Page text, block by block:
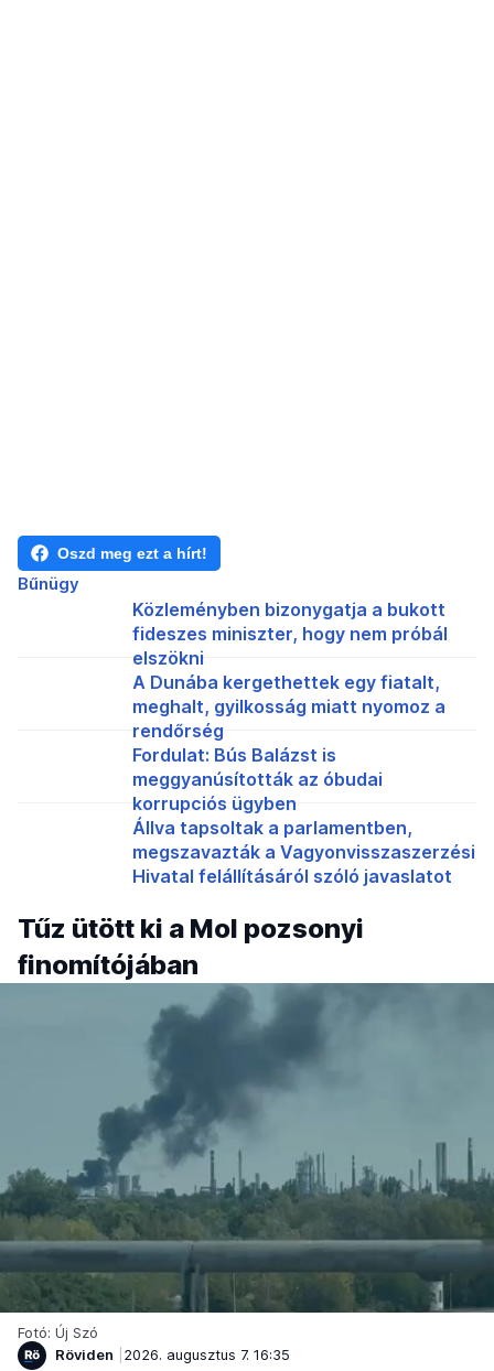
Oszd meg ezt a hírt!
Bűnügy
Közleményben bizonygatja a bukott
fideszes miniszter, hogy nem próbál
elszökni
A Dunába kergethettek egy fiatalt,
meghalt, gyilkosság miatt nyomoz a
rendőrség
Fordulat: Bús Balázst is
meggyanúsították az óbudai
korrupciós ügyben
Állva tapsoltak a parlamentben,
megszavazták a Vagyonvisszaszerzési
Hivatal felállításáról szóló javaslatot
Tűz ütött ki a Mol pozsonyi
finomítójában
Fotó: Új Szó
Röviden
2026. augusztus 7. 16:35